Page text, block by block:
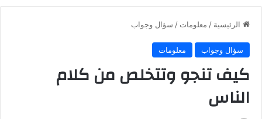
الرئيسية / معلومات / سؤال وجواب
سؤال وجواب معلومات
كيف تنجو وتتخلص من كلام
الناس